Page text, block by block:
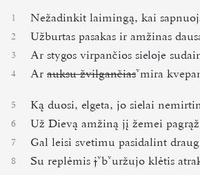
1 Nežadinkit laimingą, kai
2 Užburtas pasakas ir amžinas
3 Ar stygos virpančios sieloje
4 Ar auksu žvilgančias mira
5 Ką duosi, elgeta, jo sielai
6 Už Dievą amžiną jį žemei
7 Gal leisi svetimu pasidalint
8 Su replėmis j b uržujo klėtis